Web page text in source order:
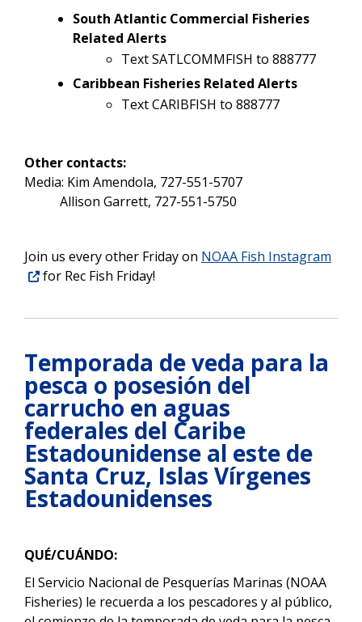
South Atlantic Commercial Fisheries
Related Alerts
Text SATLCOMMFISH to 888777
Caribbean Fisheries Related Alerts
Text CARIBFISH to 888777
Other contacts:
Media: Kim Amendola, 727-551-5707
Allison Garrett, 727-551-5750
Join us every other Friday on NOAA Fish Instagram
for Rec Fish Friday!
Temporada de veda para la
pesca o posesión del
carrucho en aguas
federales del Caribe
Estadounidense al este de
Santa Cruz, Islas Vírgenes
Estadounidenses
QUÉ/CUÁNDO:
El Servicio Nacional de Pesquerías Marinas (NOAA
Fisheries) le recuerda a los pescadores y al público,